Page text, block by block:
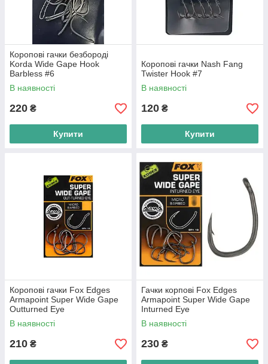
Коропові гачки безбороді
Korda Wide Gape Hook
Barbless #6
В наявності
220 ₴
Купити
Коропові гачки Nash Fang
Twister Hook #7
В наявності
120 ₴
Купити
Коропові гачки Fox Edges
Armapoint Super Wide Gape
Outturned Eye
В наявності
210 ₴
Гачки корпові Fox Edges
Armapoint Super Wide Gape
Inturned Eye
В наявності
230 ₴